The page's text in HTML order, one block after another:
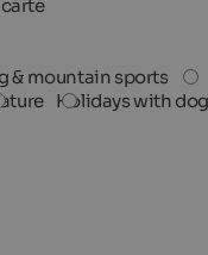
& mountain sports
Holidays with